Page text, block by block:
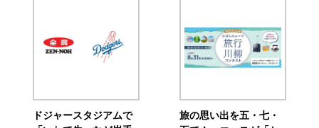
ドジャースタジアムで
旅の思い出を五・七・